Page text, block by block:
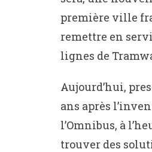
première ville
remettre en
lignes de
Aujourd’hui,
ans après
l’Omnibus, à
trouver des